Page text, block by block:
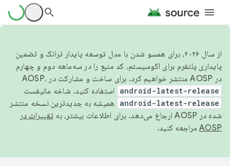
از سال ۲۰۲۶، برای همسو شدن با مدل توسعه پایدار ترانک و تضمین
پایداری پلتفرم برای اکوسیستم، کد منبع را در سه‌ماهه دوم و چهارم
در AOSP منتشر خواهیم کرد. برای ساخت و مشارکت در AOSP،
android-latest-release استفاده کنید. شاخه مانیفست
android-latest-release
همیشه به جدیدترین نسخه منتشر
شده در AOSP ارجاع می‌دهد. برای اطلاعات بیشتر، به
تغییرات در
AOSP مراجعه کنید.